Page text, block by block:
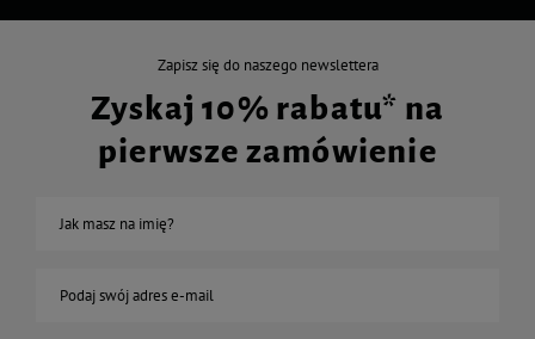
Zapisz się do naszego newslettera
Zyskaj 10% rabatu* na
pierwsze zamówienie
Jak masz na imię?
Podaj swój adres e-mail